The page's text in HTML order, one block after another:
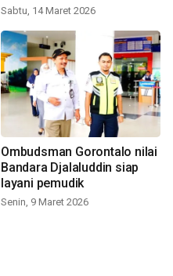
Sabtu, 14 Maret 2026
Ombudsman Gorontalo nilai
Bandara Djalaluddin siap
layani pemudik
Senin, 9 Maret 2026